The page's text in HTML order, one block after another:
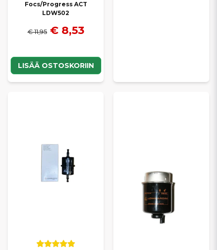
Focs/Progress ACT
LDW502
€ 11,95 € 8,53
LISÄÄ OSTOSKORIIN